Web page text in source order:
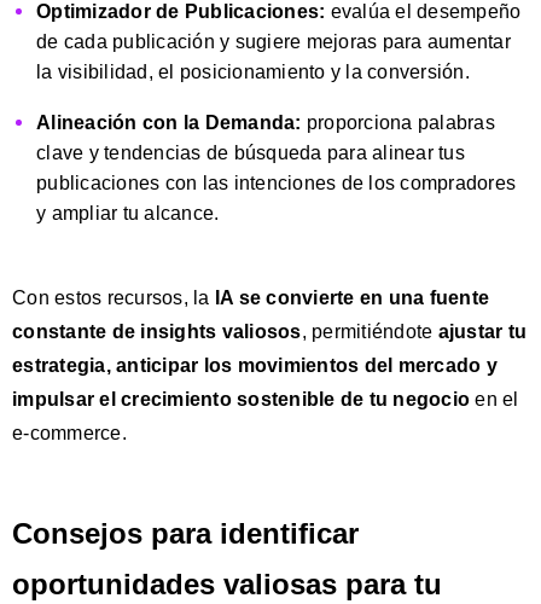
Optimizador de Publicaciones: evalúa el desempeño
de cada publicación y sugiere mejoras para aumentar
la visibilidad, el posicionamiento y la conversión.
Alineación con la Demanda: proporciona palabras
clave y tendencias de búsqueda para alinear tus
publicaciones con las intenciones de los compradores
y ampliar tu alcance.
Con estos recursos, la IA se convierte en una fuente
constante de insights valiosos, permitiéndote ajustar tu
estrategia, anticipar los movimientos del mercado y
impulsar el crecimiento sostenible de tu negocioen el
e-commerce.
Consejos para identificar
oportunidades valiosas para tu